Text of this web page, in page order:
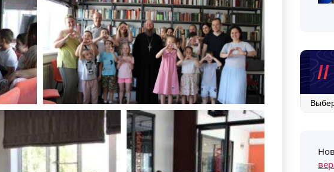
Архив